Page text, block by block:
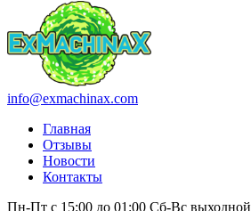
info@exmachinax.com
Главная
Отзывы
Новости
Контакты
Пн-Пт с 15:00 до 01:00 Сб-Вс выходной